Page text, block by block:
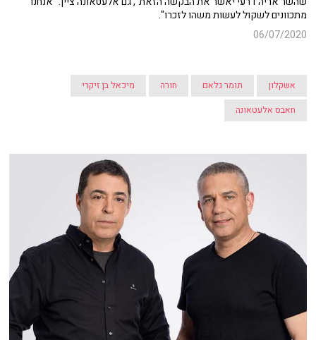
מתכוונים לשקול לעשות משהו לזכרו".
06/07/2020
אשקלון תומר גלאם חורה
מיכאל בן זיקרי
חאבס אלעטאונה